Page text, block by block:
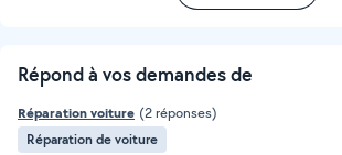
Répond à vos demandes de
Réparation voiture (2 réponses)
Réparation de voiture